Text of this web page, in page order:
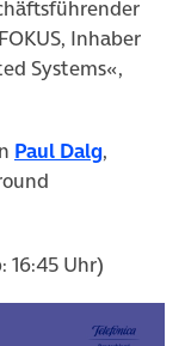
Inhaber
Systems«,
Paul Dalg(öffnet
,
16:45 Uhr)